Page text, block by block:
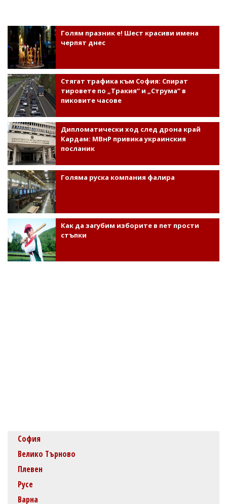
Голям празник е! Шест красиви имена
черпят днес
Стягат трафика към София: Спират
тировете по „Тракия“ и „Струма“ в
пиковите часове
Дипломатически ход след дрона край
Кардам: МВнР привика украинския
посланик
Голяма руска компания фалира
Как да загубим изборите в пет прости
стъпки
София
Велико Търново
Плевен
Русе
Варна